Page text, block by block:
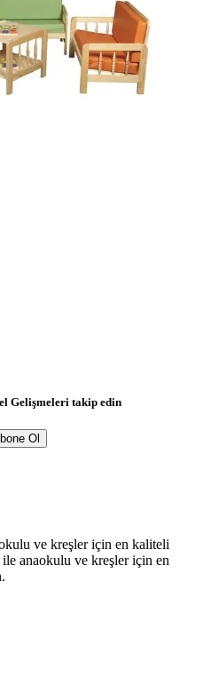
Gelişmeleri takip edin
Ol
ve kreşler için en kaliteli
ile anaokulu ve kreşler için en